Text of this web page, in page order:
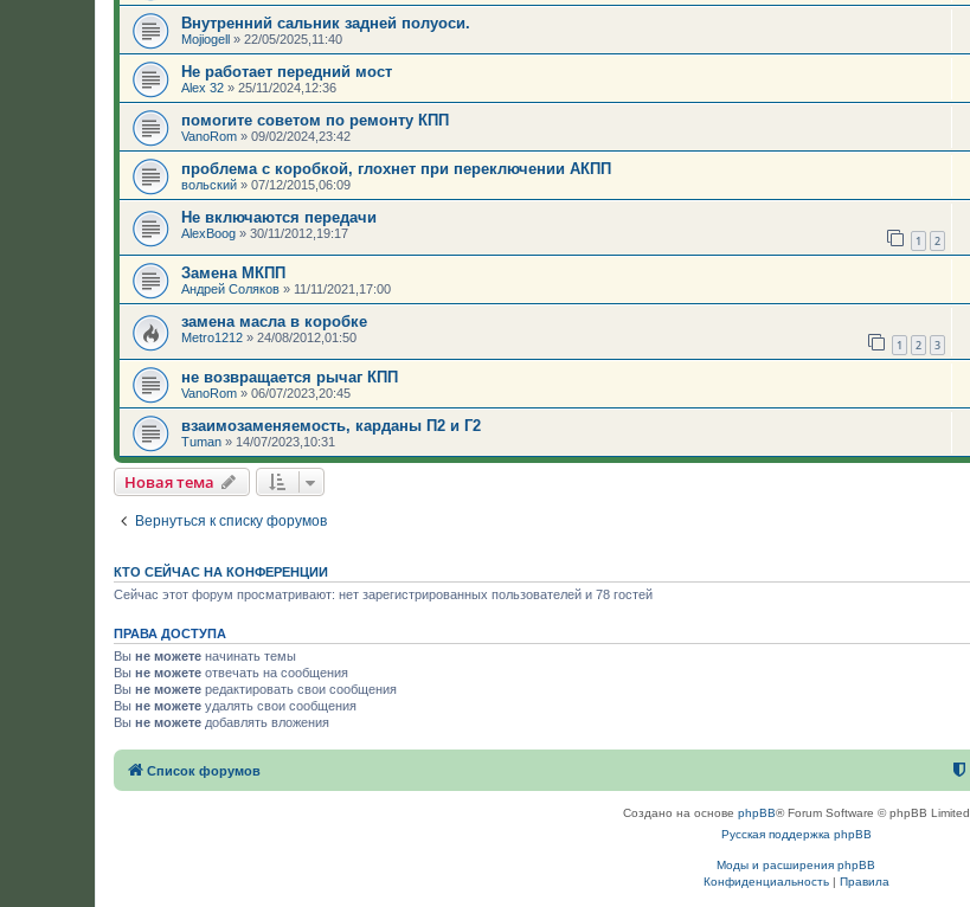
Внутренний сальник задней полуоси.
Mojiogell » 22/05/2025,11:40
Не работает передний мост
Аlеx 32 » 25/11/2024,12:36
помогите советом по ремонту КПП
VanoRom » 09/02/2024,23:42
проблема с коробкой, глохнет при переключении АКПП
вольский » 07/12/2015,06:09
Не включаются передачи
AlexBoog » 30/11/2012,19:17 1 2
Замена МКПП
Андрей Соляков » 11/11/2021,17:00
замена масла в коробке
Metro1212 » 24/08/2012,01:50 1 2 3
не возвращается рычаг КПП
VanoRom » 06/07/2023,20:45
взаимозаменяемость, карданы П2 и Г2
Tuman » 14/07/2023,10:31
Новая тема
Вернуться к списку форумов
КТО СЕЙЧАС НА КОНФЕРЕНЦИИ
Сейчас этот форум просматривают: нет зарегистрированных пользователей и 78 гостей
ПРАВА ДОСТУПА
Вы не можете начинать темы
Вы не можете отвечать на сообщения
Вы не можете редактировать свои сообщения
Вы не можете удалять свои сообщения
Вы не можете добавлять вложения
Список форумов
Создано на основе phpBB® Forum Software © phpBB Limited
Русская поддержка phpBB
Моды и расширения phpBB
Конфиденциальность| Правила